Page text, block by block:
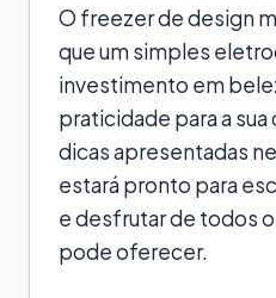
O freezer de design
que um simples
investimento em
praticidade para a sua
dicas apresentadas
estará pronto para
e desfrutar de todos
pode oferecer.